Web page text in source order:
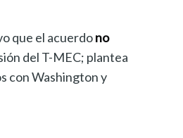
que el acuerdono
del T-MEC; plantea
con Washington y